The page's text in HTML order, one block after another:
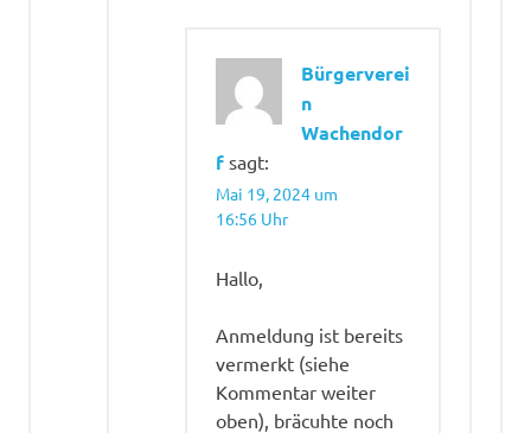
Bürgerverei
n
Wachendor
f sagt:
Mai 19, 2024 um
16:56 Uhr
Hallo,
Anmeldung ist bereits
vermerkt (siehe
Kommentar weiter
oben), bräcuhte noch